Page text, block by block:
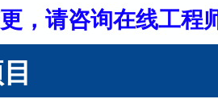
，请咨询在线工程